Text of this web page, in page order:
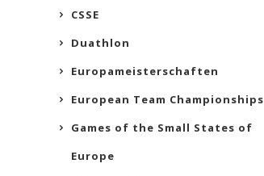
CSSE
Duathlon
Europameisterschaften
European Team Championships
Games of the Small States of
Europe